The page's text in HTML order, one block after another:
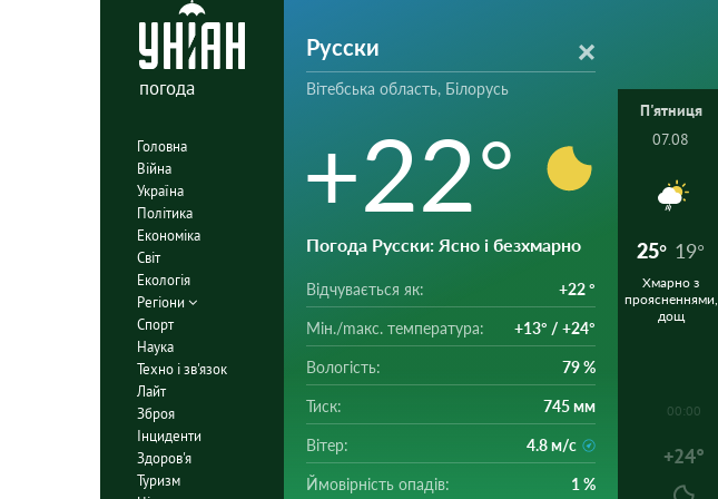
погода
Головна
Війна
Україна
Політика
Економіка
Світ
Екологія
Регіони
Спорт
Наука
Техно і зв'язок
Лайт
Зброя
Інциденти
Здоров'я
Туризм
Русски
Вітебська область, Білорусь
+22°
Погода Русски: Ясно і безхмарно
Відчувається як: +22 °
Мін./mакс. температура: +13° / +24°
Вологість: 79 %
Тиск: 745 мм
Вітер: 4.8 м/с
Ймовірність опадів: 1 %
П'ятниця
07.08
25° 19°
Хмарно з
проясненнями,
дощ
00:00
+24°